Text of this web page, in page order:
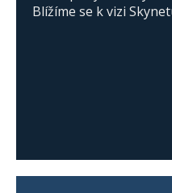
Blížíme se k vizi